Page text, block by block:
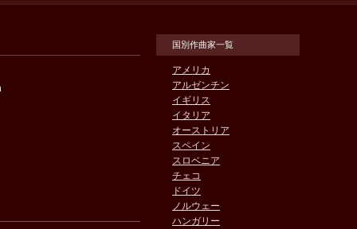
国別作曲家一覧
アメリカ
アルゼンチン
イギリス
イタリア
オーストリア
スペイン
スロベニア
チェコ
ドイツ
ノルウェー
ハンガリー